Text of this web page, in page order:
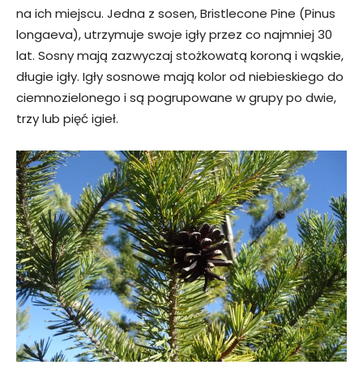
na ich miejscu. Jedna z sosen, Bristlecone Pine (Pinus
longaeva), utrzymuje swoje igły przez co najmniej 30
lat. Sosny mają zazwyczaj stożkowatą koroną i wąskie,
długie igły. Igły sosnowe mają kolor od niebieskiego do
ciemnozielonego i są pogrupowane w grupy po dwie,
trzy lub pięć igieł.